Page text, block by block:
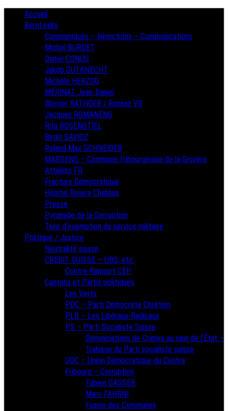
PrimaryAccueil
BernLeaks
Communiqués – Injonctions – Communications
Michel BURDET
Daniel CONUS
Jakob GUTKNECHT
Michèle HERZOG
MÉRINAT Jean-Daniel
Werner RATHGEB / Rennaz VD
Jacques ROMANENS
Rita ROSENSTIEL
Birgit SAVIOZ
Roland Max SCHNEIDER
MARSENS – Commune fribourgeoise de la Gruyère
Attalens FR
Fracture Démocratique
Hôpital Riviera Chablais
Presse
Pyramide de la Corruption
Taxe d’exemption du service militaire
Politique / Justice
Neutralité suisse
CREDIT SUISSE – UBS, etc.
Contre-Rapport CEP
Cantons et Partis politiques
Les Verts
PDC – Parti Démocrate Chrétien
PLR – Les Libéraux-Radicaux
PS – Parti Socialiste Suisse
Dénonciations de Crimes au sein de l’État –
Trahison du Parti socialiste suisse
UDC – Union Démocratique du Centre
Fribourg – Corruption
Fabien GASSER
Marc FAHRNI
Fusion des Communes